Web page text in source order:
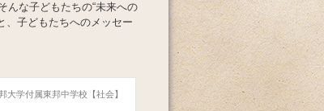
んな子どもたちの“未来への
、子どもたちへのメッセー
大学付属東邦中学校【社会】